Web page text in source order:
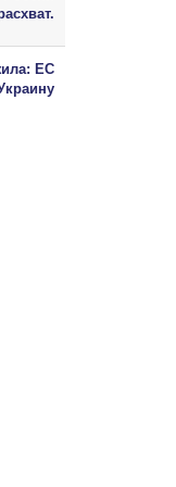
ЕС